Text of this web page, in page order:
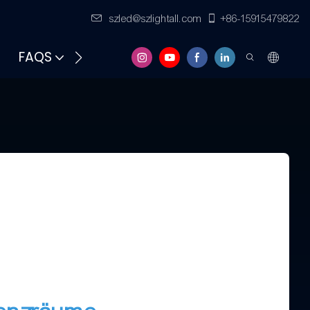
szled@szlightall.com +86-15915479822
FAQS RESSOURCEN UND UNTERSTÜTZUNG